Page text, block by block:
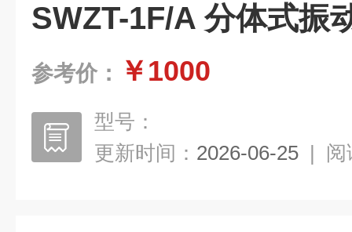
SWZT-1F/A 分体式振
参考价： ￥1000
型号：
更新时间： 2026-06-25 | 阅